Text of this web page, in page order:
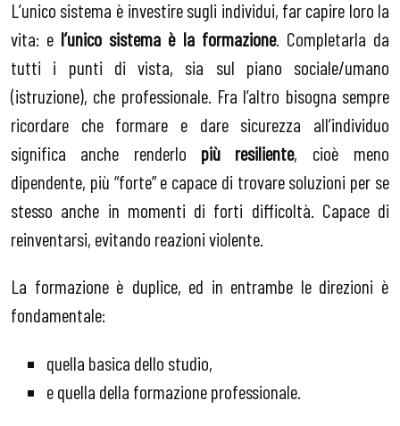
L’unico sistema è investire sugli individui, far capire loro la
vita: e l’unico sistema è la formazione. Completarla da
tutti i punti di vista, sia sul piano sociale/umano
(istruzione), che professionale. Fra l’altro bisogna sempre
ricordare che formare e dare sicurezza all’individuo
significa anche renderlo più resiliente, cioè meno
dipendente, più “forte” e capace di trovare soluzioni per se
stesso anche in momenti di forti difficoltà. Capace di
reinventarsi, evitando reazioni violente.
La formazione è duplice, ed in entrambe le direzioni è
fondamentale:
quella basica dello studio,
e quella della formazione professionale.